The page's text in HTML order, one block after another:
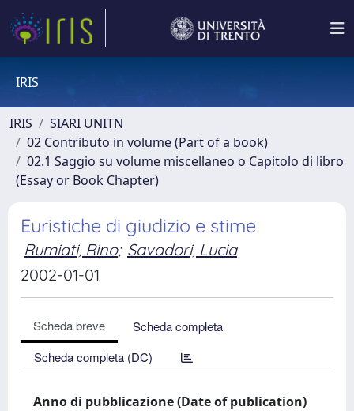
IRIS
IRIS
SIARI UNITN
02 Contributo in volume (Part of a book)
02.1 Saggio su volume miscellaneo o Capitolo di libro
(Essay or Book Chapter)
Euristiche di giudizio e stime
Rumiati, Rino; Savadori, Lucia
2002-01-01
Scheda breve
Scheda completa
Scheda completa (DC)
Anno di pubblicazione (Date of publication)